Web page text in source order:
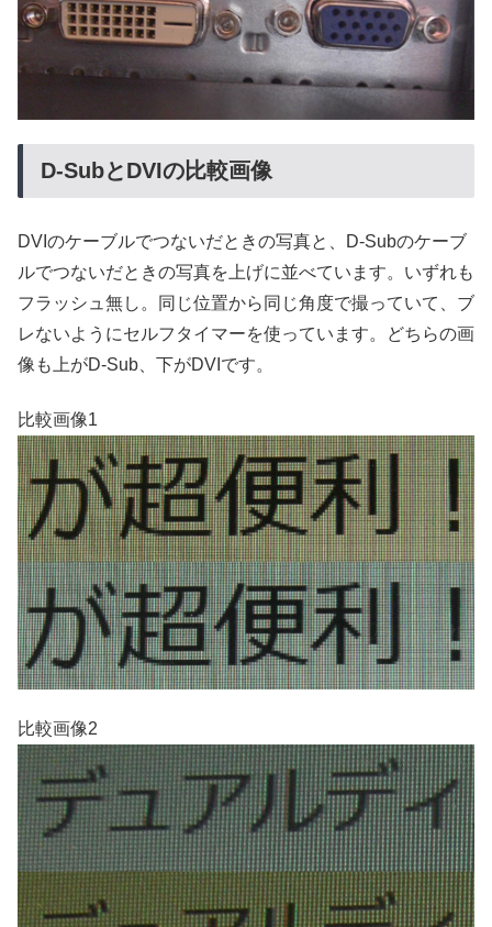
D-SubとDVIの比較画像
DVIのケーブルでつないだときの写真と、D-Subのケーブ
ルでつないだときの写真を上げに並べています。いずれも
フラッシュ無し。同じ位置から同じ角度で撮っていて、ブ
レないようにセルフタイマーを使っています。どちらの画
像も上がD-Sub、下がDVIです。
比較画像1
比較画像2